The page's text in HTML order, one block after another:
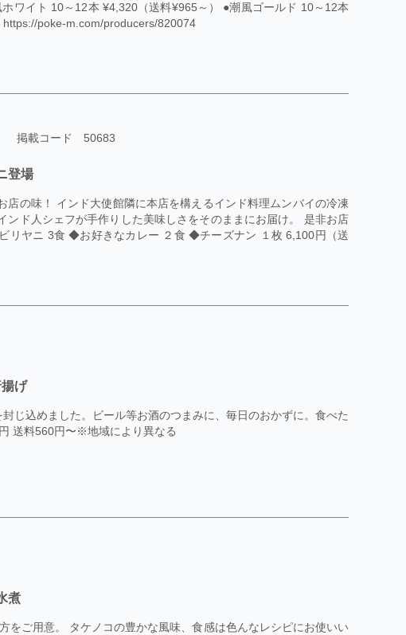
ワイト 10～12本 ¥4,320（送料¥965～） ●潮風ゴールド 10～12本
poke-m.com/producers/820074
掲載コード 50683
登場
店の味！ インド大使館隣に本店を構えるインド料理ムンバイの冷凍
ンド人シェフが手作りした美味しさをそのままにお届け。 是非お店
リヤニ 3食 ◆お好きなカレー ２食 ◆チーズナン １枚 6,100円（送
げ
じ込めました。ビール等お酒のつまみに、毎日のおかずに。食べた
送料560円〜※地域により異なる
煮
をご用意。 タケノコの豊かな風味、食感は色んなレシピにお使いい